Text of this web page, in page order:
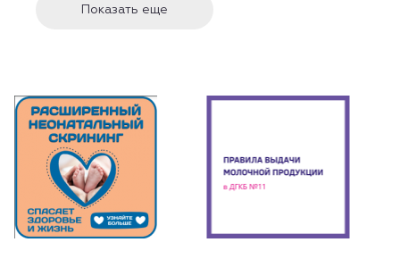
Показать еще